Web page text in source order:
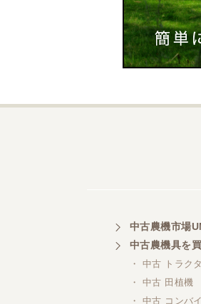
中古農機市場
中古農機具を
・ 中古 トラク
・ 中古 田植機
・ 中古 コンバ